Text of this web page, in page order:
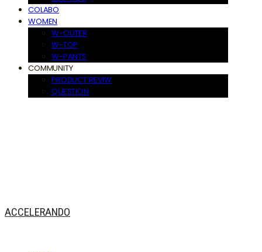
COLABO
WOMEN
W-OUTER
W-TOP
W-PANTS
COMMUNITY
PRODUCT REVIW
QUESTION
ACCELERANDO